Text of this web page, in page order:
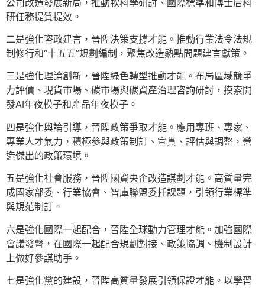
研任務提質提效。
二是強化咨政建言，晉陞決策支撐才能。推動行業法令法規
制修行和“十五五”規劃編制，聚焦改造熱點問題建言獻策。
三是強化理論創新，晉陞綠色轉型推動才能。布局區域競爭
力評價、現貨市場、碳市場與碳資產治理咨詢研討，摸索開
發AI年夜模子和產品年夜模子。
四是強化輿論引導，晉陞政策爭取才能。應用專班、專家、
專業人才氣力，積極參與政策制訂、宣貫、評估與調整，營
造傑出的政策環境。
五是強化社會服務，晉陞國資央企改造謀劃才能。高質量完
成國家部委、行業協會、智庫聯盟委托課題，引領行業標準
與規范制訂。
六是強化國際一起配合，晉陞全球動力管理才能。加強國際
會議發聲，在國際一起配合規劃對接、政策協調、機制設計
上做好參謀助手。
七是強化黨的建設，晉陞高質量發展引領保證才能。以學習